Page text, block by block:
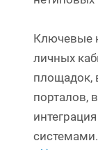
Ключевые
личных
площадок,
порталов,
системами.